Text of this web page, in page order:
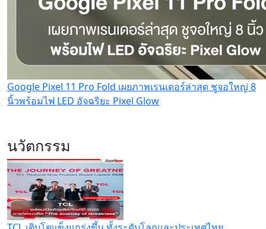
Google Pixel 11 Pro Fold เผยภาพเรนเดอร์ล่าสุด ชูจอใหญ่ 8
นิ้วพร้อมไฟ LED อัจฉริยะ Pixel Glow
นวัตกรรม